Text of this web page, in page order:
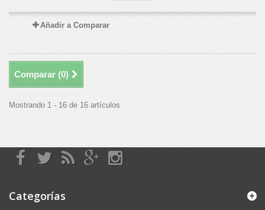
Añadir a Comparar
Comparar (0)
Mostrando 1 - 16 de 16 artículos
Categorías